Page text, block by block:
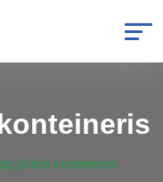
jūrinis konteineris